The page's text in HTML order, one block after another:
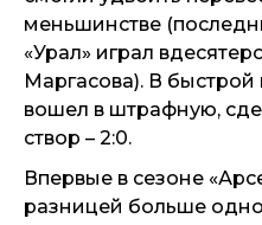
меньшинстве
«Урал» играл
Маргасова). В
вошел в штрафную,
створ – 2:0.
Впервые в сезоне
разницей больше